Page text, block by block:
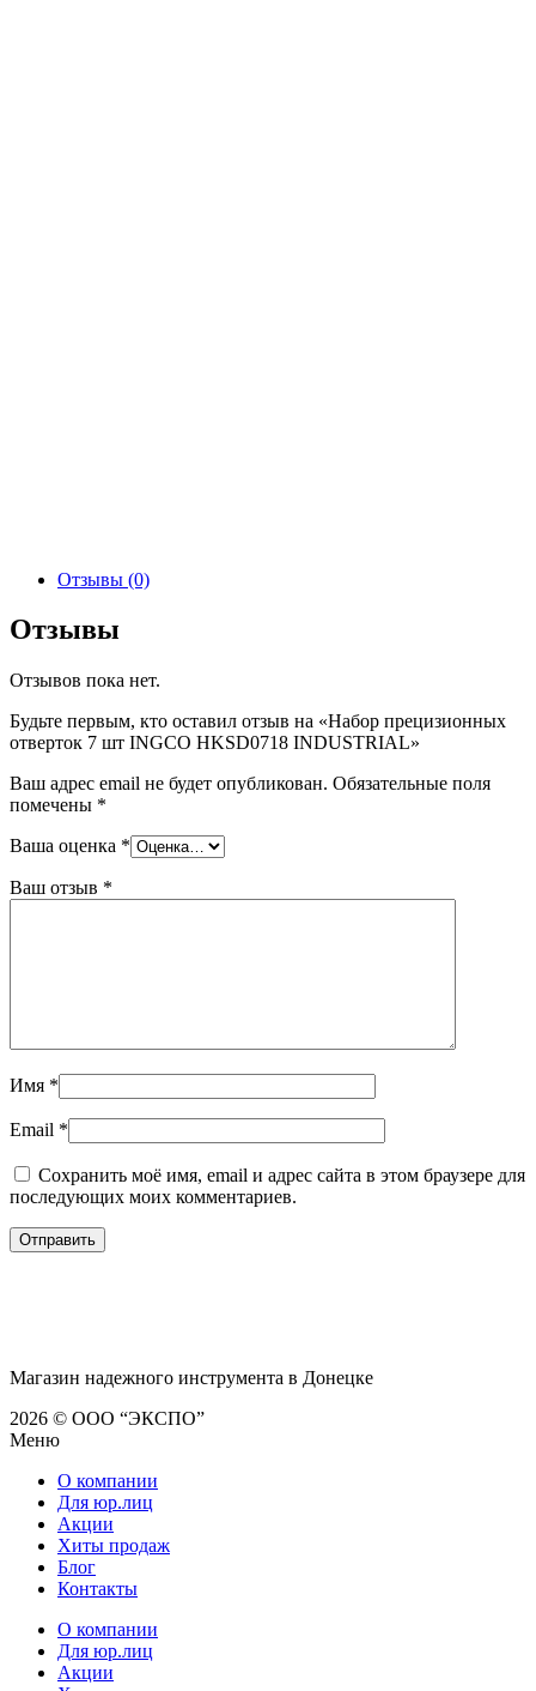
Отзывы (0)
Отзывы
Отзывов пока нет.
Будьте первым, кто оставил отзыв на «Набор прецизионных
отверток 7 шт INGCO HKSD0718 INDUSTRIAL»
Ваш адрес email не будет опубликован. Обязательные поля
помечены *
Ваша оценка *
Ваш отзыв *
Имя *
Email *
Сохранить моё имя, email и адрес сайта в этом браузере для
последующих моих комментариев.
Магазин надежного инструмента в Донецке
2026 © ООО “ЭКСПО”
Меню
О компании
Для юр.лиц
Акции
Хиты продаж
Блог
Контакты
О компании
Для юр.лиц
Акции